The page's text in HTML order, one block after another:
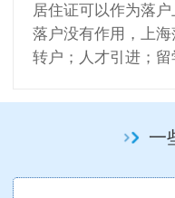
居住证可以作为落
落户没有作用，上
转户；人才引进；留
一